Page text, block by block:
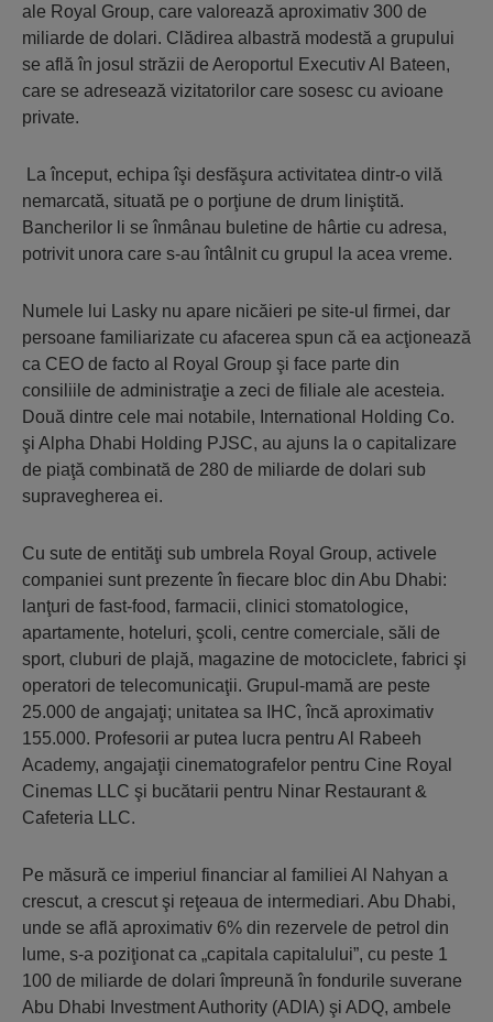
ale Royal Group, care valorează aproximativ 300 de
miliarde de dolari. Clădirea albastră modestă a grupului
se află în josul străzii de Aeroportul Executiv Al Bateen,
care se adresează vizitatorilor care sosesc cu avioane
private.
La început, echipa îşi desfăşura activitatea dintr-o vilă
nemarcată, situată pe o porţiune de drum liniştită.
Bancherilor li se înmânau buletine de hârtie cu adresa,
potrivit unora care s-au întâlnit cu grupul la acea vreme.
Numele lui Lasky nu apare nicăieri pe site-ul firmei, dar
persoane familiarizate cu afacerea spun că ea acţionează
ca CEO de facto al Royal Group şi face parte din
consiliile de administraţie a zeci de filiale ale acesteia.
Două dintre cele mai notabile, International Holding Co.
şi Alpha Dhabi Holding PJSC, au ajuns la o capitalizare
de piaţă combinată de 280 de miliarde de dolari sub
supravegherea ei.
Cu sute de entităţi sub umbrela Royal Group, activele
companiei sunt prezente în fiecare bloc din Abu Dhabi:
lanţuri de fast-food, farmacii, clinici stomatologice,
apartamente, hoteluri, şcoli, centre comerciale, săli de
sport, cluburi de plajă, magazine de motociclete, fabrici şi
operatori de telecomunicaţii. Grupul-mamă are peste
25.000 de angajaţi; unitatea sa IHC, încă aproximativ
155.000. Profesorii ar putea lucra pentru Al Rabeeh
Academy, angajaţii cinematografelor pentru Cine Royal
Cinemas LLC şi bucătarii pentru Ninar Restaurant &
Cafeteria LLC.
Pe măsură ce imperiul financiar al familiei Al Nahyan a
crescut, a crescut şi reţeaua de intermediari. Abu Dhabi,
unde se află aproximativ 6% din rezervele de petrol din
lume, s-a poziţionat ca „capitala capitalului”, cu peste 1
100 de miliarde de dolari împreună în fondurile suverane
Abu Dhabi Investment Authority (ADIA) şi ADQ, ambele